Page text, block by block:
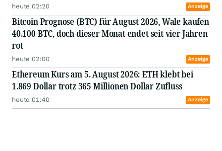
heute 02:20 Anzeige
Bitcoin Prognose (BTC) für August 2026, Wale kaufen
40.100 BTC, doch dieser Monat endet seit vier Jahren
rot
heute 02:00 Anzeige
Ethereum Kurs am 5. August 2026: ETH klebt bei
1.869 Dollar trotz 365 Millionen Dollar Zufluss
heute 01:40 Anzeige